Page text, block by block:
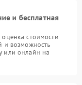
и бесплатная
стоимости
и возможность
или онлайн на